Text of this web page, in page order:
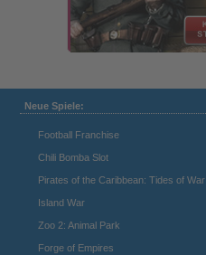
Neue Spiele:
Football Franchise
Chili Bomba Slot
Pirates of the Caribbean: Tides of War
Island War
Zoo 2: Animal Park
Forge of Empires